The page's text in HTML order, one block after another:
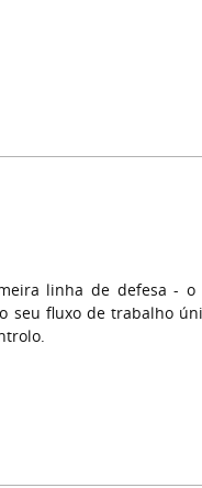
linha de defesa -
seu fluxo de trabalho